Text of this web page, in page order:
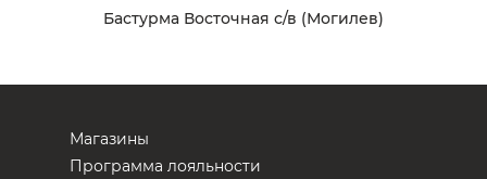
Бастурма Восточная с/в (Могилев)
Магазины
Программа лояльности